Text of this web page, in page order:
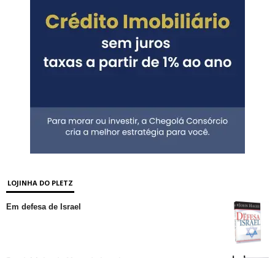
LOJINHA DO PLETZ
Em defesa de Israel